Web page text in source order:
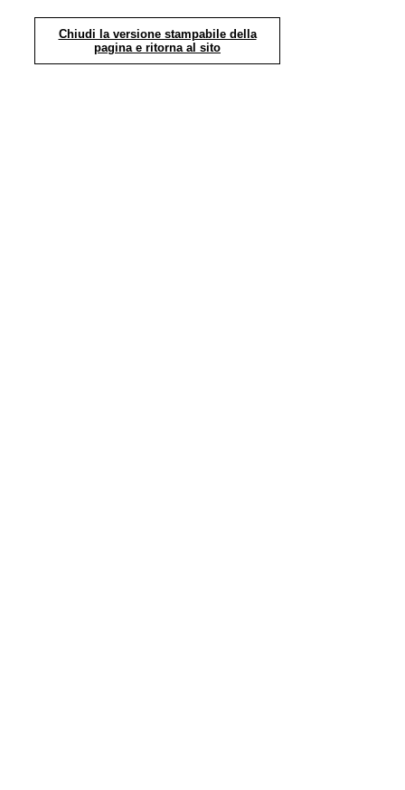
Chiudi la versione stampabile della
pagina e ritorna al sito